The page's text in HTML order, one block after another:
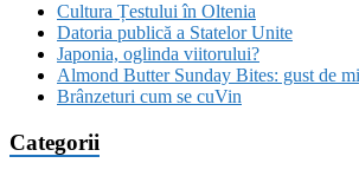
Cultura Țestului în Oltenia
Datoria publică a Statelor Unite
Japonia, oglinda viitorului?
Almond Butter Sunday Bites: gust de
Brânzeturi cum se cuVin
Categorii